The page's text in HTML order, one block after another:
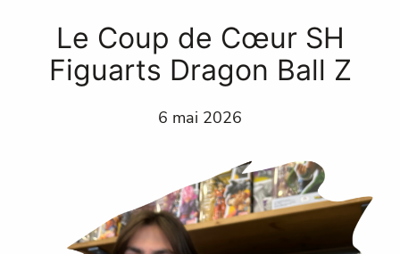
Le Coup de Cœur SH
Figuarts Dragon Ball Z
6 mai 2026